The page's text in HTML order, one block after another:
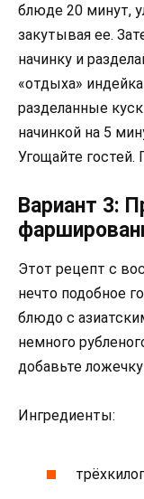
блюде 20 минут,
закутывая ее.
начинку и
«отдыха»
разделанные
начинкой на 5
Угощайте гостей.
Вариант 3:
Этот рецепт с
нечто подобное
блюдо с
немного
добавьте
Ингредиенты: